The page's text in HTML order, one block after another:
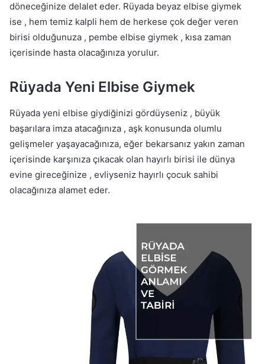
döneceğinize delalet eder. Rüyada beyaz elbise giymek
ise , hem temiz kalpli hem de herkese çok değer veren
birisi olduğunuza , pembe elbise giymek , kısa zaman
içerisinde hasta olacağınıza yorulur.
Rüyada Yeni Elbise Giymek
Rüyada yeni elbise giydiğinizi gördüyseniz , büyük
başarılara imza atacağınıza , aşk konusunda olumlu
gelişmeler yaşayacağınıza, eğer bekarsanız yakın zaman
içerisinde karşınıza çıkacak olan hayırlı birisi ile dünya
evine gireceğinize , evliyseniz hayırlı çocuk sahibi
olacağınıza alamet eder.